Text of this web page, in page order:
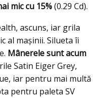
mic cu 15%(0.29 Cd).
ascuns, iar grila
al mașinii. Silueta îi
Mânerele sunt acum
Satin Eiger Grey,
iar pentru mai multă
pentru paleta SV